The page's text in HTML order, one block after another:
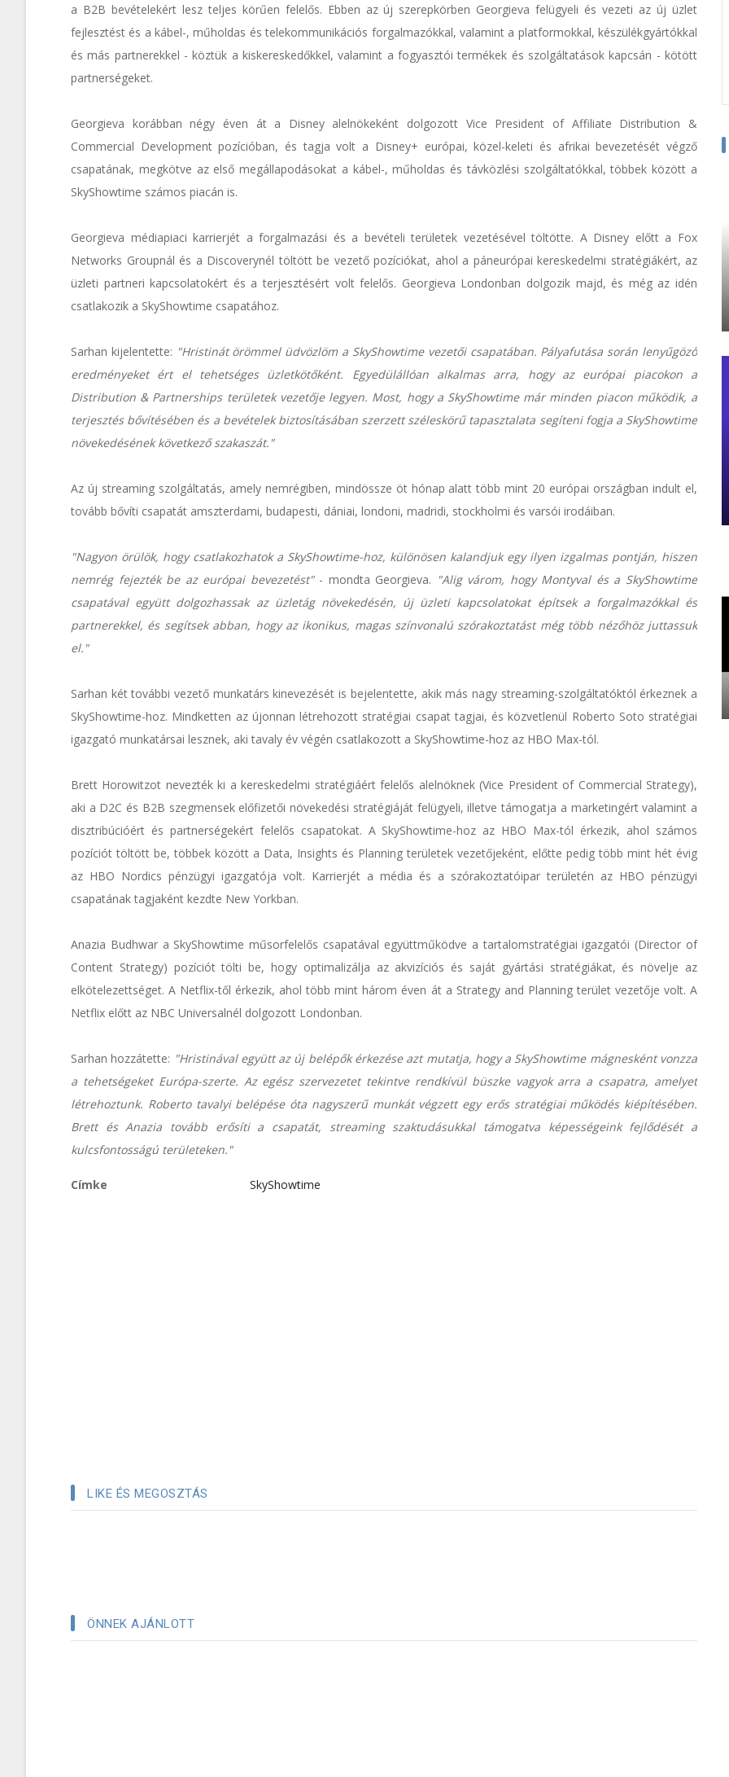
a B2B bevételekért lesz teljes körűen felelős. Ebben az új szerepkörben Georgieva felügyeli és vezeti az új üzlet
fejlesztést és a kábel-, műholdas és telekommunikációs forgalmazókkal, valamint a platformokkal, készülékgyártókkal
és más partnerekkel - köztük a kiskereskedőkkel, valamint a fogyasztói termékek és szolgáltatások kapcsán - kötött
partnerségeket.
Georgieva korábban négy éven át a Disney alelnökeként dolgozott Vice President of Affiliate Distribution &
Commercial Development pozícióban, és tagja volt a Disney+ európai, közel-keleti és afrikai bevezetését végző
csapatának, megkötve az első megállapodásokat a kábel-, műholdas és távközlési szolgáltatókkal, többek között a
SkyShowtime számos piacán is.
Georgieva médiapiaci karrierjét a forgalmazási és a bevételi területek vezetésével töltötte. A Disney előtt a Fox
Networks Groupnál és a Discoverynél töltött be vezető pozíciókat, ahol a páneurópai kereskedelmi stratégiákért, az
üzleti partneri kapcsolatokért és a terjesztésért volt felelős. Georgieva Londonban dolgozik majd, és még az idén
csatlakozik a SkyShowtime csapatához.
Sarhan kijelentette: "Hristinát örömmel üdvözlöm a SkyShowtime vezetői csapatában. Pályafutása során lenyűgöző
eredményeket ért el tehetséges üzletkötőként. Egyedülállóan alkalmas arra, hogy az európai piacokon a
Distribution & Partnerships területek vezetője legyen. Most, hogy a SkyShowtime már minden piacon működik, a
terjesztés bővítésében és a bevételek biztosításában szerzett széleskörű tapasztalata segíteni fogja a SkyShowtime
növekedésének következő szakaszát."
Az új streaming szolgáltatás, amely nemrégiben, mindössze öt hónap alatt több mint 20 európai országban indult el,
tovább bővíti csapatát amszterdami, budapesti, dániai, londoni, madridi, stockholmi és varsói irodáiban.
"Nagyon örülök, hogy csatlakozhatok a SkyShowtime-hoz, különösen kalandjuk egy ilyen izgalmas pontján, hiszen
nemrég fejezték be az európai bevezetést"- mondta Georgieva. "Alig várom, hogy Montyval és a SkyShowtime
csapatával együtt dolgozhassak az üzletág növekedésén, új üzleti kapcsolatokat építsek a forgalmazókkal és
partnerekkel, és segítsek abban, hogy az ikonikus, magas színvonalú szórakoztatást még több nézőhöz juttassuk
el."
Sarhan két további vezető munkatárs kinevezését is bejelentette, akik más nagy streaming-szolgáltatóktól érkeznek a
SkyShowtime-hoz. Mindketten az újonnan létrehozott stratégiai csapat tagjai, és közvetlenül Roberto Soto stratégiai
igazgató munkatársai lesznek, aki tavaly év végén csatlakozott a SkyShowtime-hoz az HBO Max-tól.
Brett Horowitzot nevezték ki a kereskedelmi stratégiáért felelős alelnöknek (Vice President of Commercial Strategy),
aki a D2C és B2B szegmensek előfizetői növekedési stratégiáját felügyeli, illetve támogatja a marketingért valamint a
disztribúcióért és partnerségekért felelős csapatokat. A SkyShowtime-hoz az HBO Max-tól érkezik, ahol számos
pozíciót töltött be, többek között a Data, Insights és Planning területek vezetőjeként, előtte pedig több mint hét évig
az HBO Nordics pénzügyi igazgatója volt. Karrierjét a média és a szórakoztatóipar területén az HBO pénzügyi
csapatának tagjaként kezdte New Yorkban.
Anazia Budhwar a SkyShowtime műsorfelelős csapatával együttműködve a tartalomstratégiai igazgatói (Director of
Content Strategy) pozíciót tölti be, hogy optimalizálja az akvizíciós és saját gyártási stratégiákat, és növelje az
elkötelezettséget. A Netflix-től érkezik, ahol több mint három éven át a Strategy and Planning terület vezetője volt. A
Netflix előtt az NBC Universalnél dolgozott Londonban.
Sarhan hozzátette: "Hristinával együtt az új belépők érkezése azt mutatja, hogy a SkyShowtime mágnesként vonzza
a tehetségeket Európa-szerte. Az egész szervezetet tekintve rendkívül büszke vagyok arra a csapatra, amelyet
létrehoztunk. Roberto tavalyi belépése óta nagyszerű munkát végzett egy erős stratégiai működés kiépítésében.
Brett és Anazia tovább erősíti a csapatát, streaming szaktudásukkal támogatva képességeink fejlődését a
kulcsfontosságú területeken."
Címke SkyShowtime
LIKE ÉS MEGOSZTÁS
ÖNNEK AJÁNLOTT